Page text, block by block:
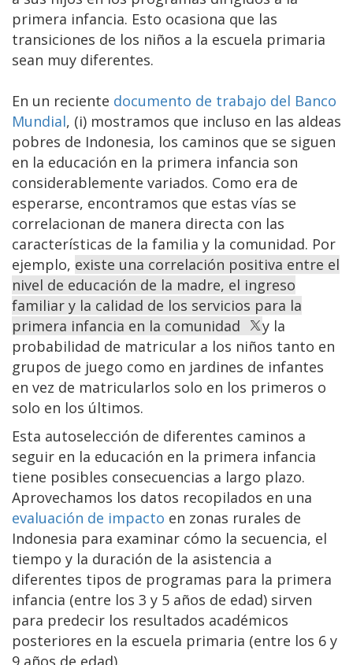
primera infancia. Esto ocasiona que las
transiciones de los niños a la escuela primaria
sean muy diferentes.
En un reciente documento de trabajo del Banco
Mundial, (i) mostramos que incluso en las aldeas
pobres de Indonesia, los caminos que se siguen
en la educación en la primera infancia son
considerablemente variados. Como era de
esperarse, encontramos que estas vías se
correlacionan de manera directa con las
características de la familia y la comunidad. Por
ejemplo, existe una correlación positiva entre el
nivel de educación de la madre, el ingreso
familiar y la calidad de los servicios para la
primera infancia en la comunidad
y la
probabilidad de matricular a los niños tanto en
grupos de juego como en jardines de infantes
en vez de matricularlos solo en los primeros o
solo en los últimos.
Esta autoselección de diferentes caminos a
seguir en la educación en la primera infancia
tiene posibles consecuencias a largo plazo.
Aprovechamos los datos recopilados en una
evaluación de impacto en zonas rurales de
Indonesia para examinar cómo la secuencia, el
tiempo y la duración de la asistencia a
diferentes tipos de programas para la primera
infancia (entre los 3 y 5 años de edad) sirven
para predecir los resultados académicos
posteriores en la escuela primaria (entre los 6 y
9 años de edad).